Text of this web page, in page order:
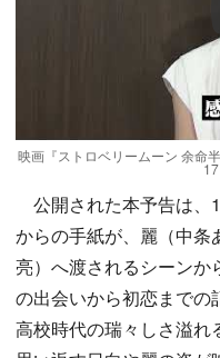
映画『ストロベリームーン 余命
公開された本予告は、
からの手紙が、麗（中条
亮）へ渡されるシーンか
の出会いから初恋までの
高校時代の瑞々しさ溢れ